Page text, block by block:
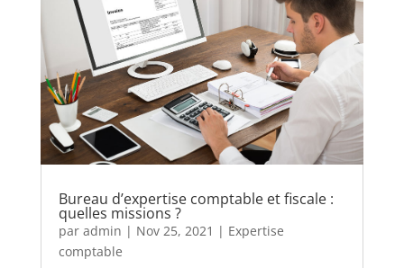
Bureau d’expertise comptable et fiscale :
quelles missions ?
par admin | Nov 25, 2021 | Expertise
comptable